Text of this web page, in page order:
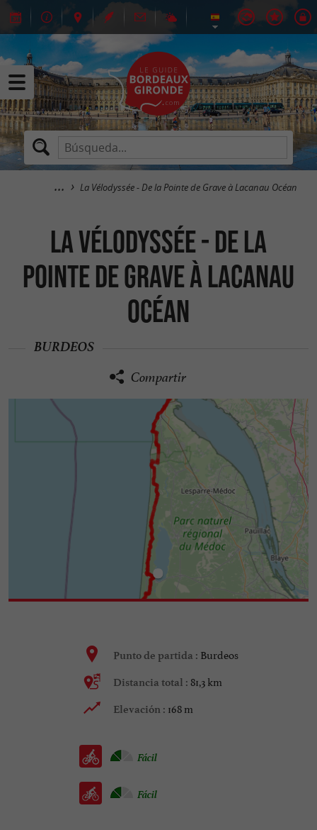
La Vélodyssée - De la Pointe de Grave à Lacanau Océan
La Vélodyssée - De la
Pointe de Grave à Lacanau
Océan
BURDEOS
Compartir
Punto de partida : Burdeos
Distancia total : 81,3 km
Elevación : 168 m
Fácil
Fácil